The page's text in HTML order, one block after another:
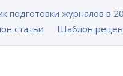
подготовки журналов в
статьи
Шаблон